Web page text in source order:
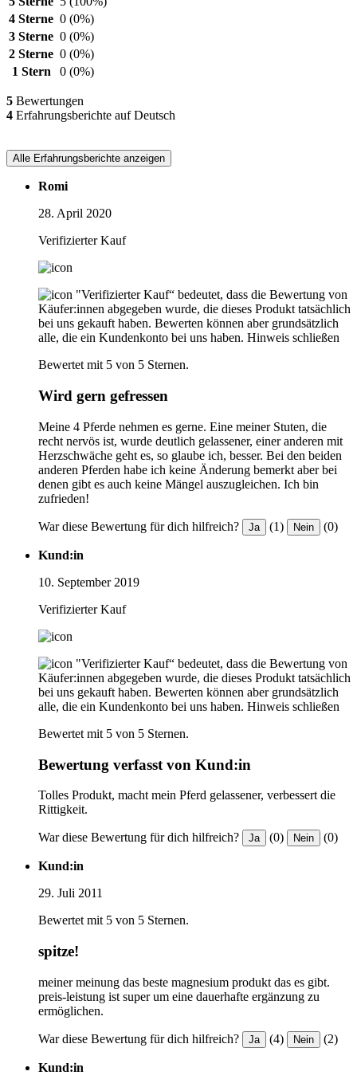
4 Sterne 0 (0%)
3 Sterne 0 (0%)
2 Sterne 0 (0%)
1 Stern
0 (0%)
5 Bewertungen
4 Erfahrungsberichte auf Deutsch
Alle Erfahrungsberichte anzeigen
Romi
28. April 2020
Verifizierter Kauf
"Verifizierter Kauf“ bedeutet, dass die Bewertung von
Käufer:innen abgegeben wurde, die dieses Produkt tatsächlich
bei uns gekauft haben. Bewerten können aber grundsätzlich
alle, die ein Kundenkonto bei uns haben. Hinweis schließen
Bewertet mit 5 von 5 Sternen.
Wird gern gefressen
Meine 4 Pferde nehmen es gerne. Eine meiner Stuten, die
recht nervös ist, wurde deutlich gelassener, einer anderen mit
Herzschwäche geht es, so glaube ich, besser. Bei den beiden
anderen Pferden habe ich keine Änderung bemerkt aber bei
denen gibt es auch keine Mängel auszugleichen. Ich bin
zufrieden!
War diese Bewertung für dich hilfreich? Ja (1) Nein (0)
Kund:in
10. September 2019
Verifizierter Kauf
"Verifizierter Kauf“ bedeutet, dass die Bewertung von
Käufer:innen abgegeben wurde, die dieses Produkt tatsächlich
bei uns gekauft haben. Bewerten können aber grundsätzlich
alle, die ein Kundenkonto bei uns haben. Hinweis schließen
Bewertet mit 5 von 5 Sternen.
Bewertung verfasst von Kund:in
Tolles Produkt, macht mein Pferd gelassener, verbessert die
Rittigkeit.
War diese Bewertung für dich hilfreich? Ja (0) Nein (0)
Kund:in
29. Juli 2011
Bewertet mit 5 von 5 Sternen.
spitze!
meiner meinung das beste magnesium produkt das es gibt.
preis-leistung ist super um eine dauerhafte ergänzung zu
ermöglichen.
War diese Bewertung für dich hilfreich? Ja (4) Nein (2)
Kund:in